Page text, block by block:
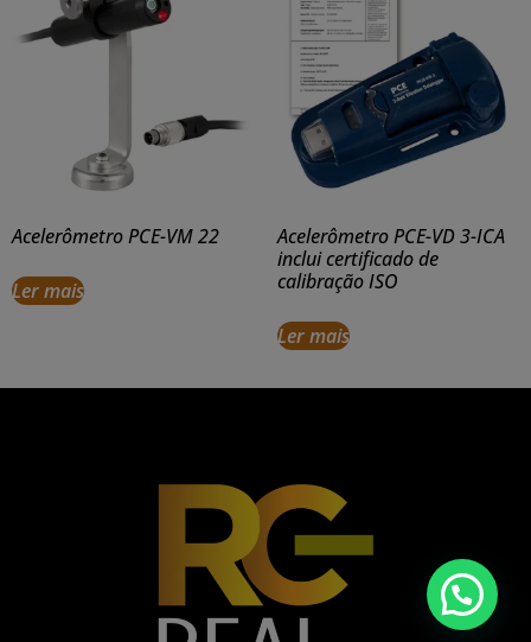
Acelerômetro PCE-VM 22
Ler mais
Acelerômetro PCE-VD 3-ICA
inclui certificado de
calibração ISO
Ler mais